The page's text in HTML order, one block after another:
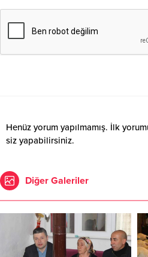
Henüz yorum yapılmamış. İlk
siz yapabilirsiniz.
Diğer Galeriler